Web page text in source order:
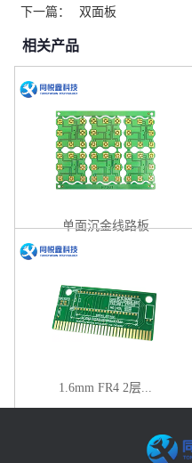
下一篇：
双面板
相关产品
单面沉金线路板
1.6mm FR4 2层...